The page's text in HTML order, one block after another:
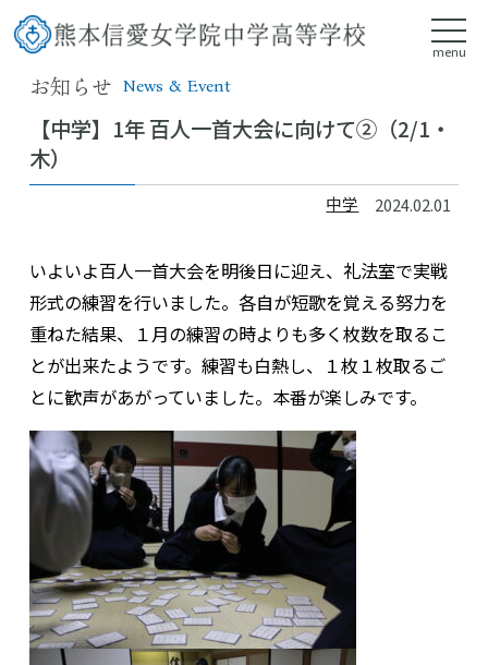
お知らせ News & Event
【中学】1年 百人一首大会に向けて②（2/1・
木）
中学 2024.02.01
いよいよ百人一首大会を明後日に迎え、礼法室で実戦
形式の練習を行いました。各自が短歌を覚える努力を
重ねた結果、１月の練習の時よりも多く枚数を取るこ
とが出来たようです。練習も白熱し、１枚１枚取るご
とに歓声があがっていました。本番が楽しみです。
menu